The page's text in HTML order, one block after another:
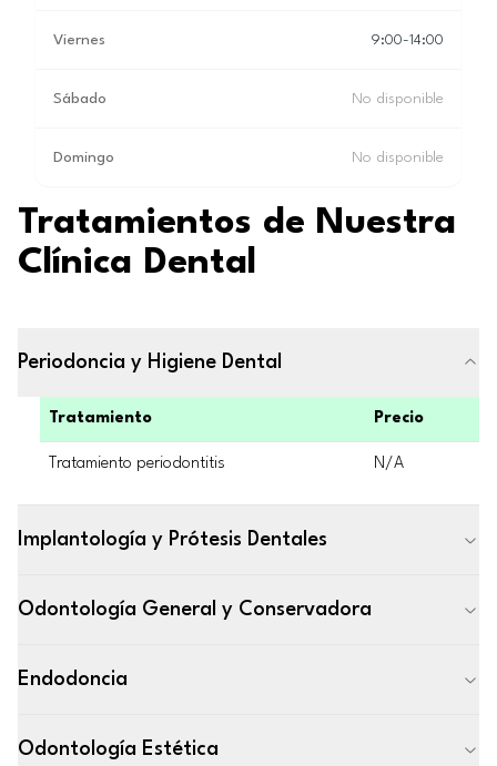
Viernes 9:00-14:00
Sábado No disponible
Domingo No disponible
Tratamientos de Nuestra
Clínica Dental
Periodoncia y Higiene Dental
Tratamiento Precio
Tratamiento periodontitis N/A
Implantología y Prótesis Dentales
Odontología General y Conservadora
Endodoncia
Odontología Estética